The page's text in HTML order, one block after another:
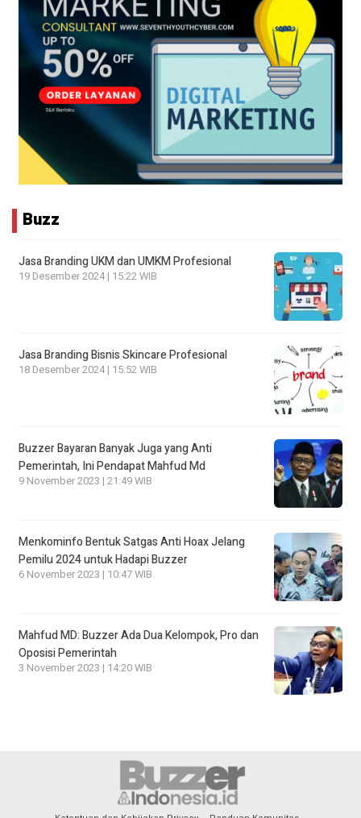
Buzz
Jasa Branding UKM dan UMKM Profesional
19 Desember 2024 | 15:22 WIB
Jasa Branding Bisnis Skincare Profesional
18 Desember 2024 | 15:52 WIB
Buzzer Bayaran Banyak Juga yang Anti
Pemerintah, Ini Pendapat Mahfud Md
9 November 2023 | 21:49 WIB
Menkominfo Bentuk Satgas Anti Hoax Jelang
Pemilu 2024 untuk Hadapi Buzzer
6 November 2023 | 10:47 WIB
Mahfud MD: Buzzer Ada Dua Kelompok, Pro dan
Oposisi Pemerintah
3 November 2023 | 14:20 WIB